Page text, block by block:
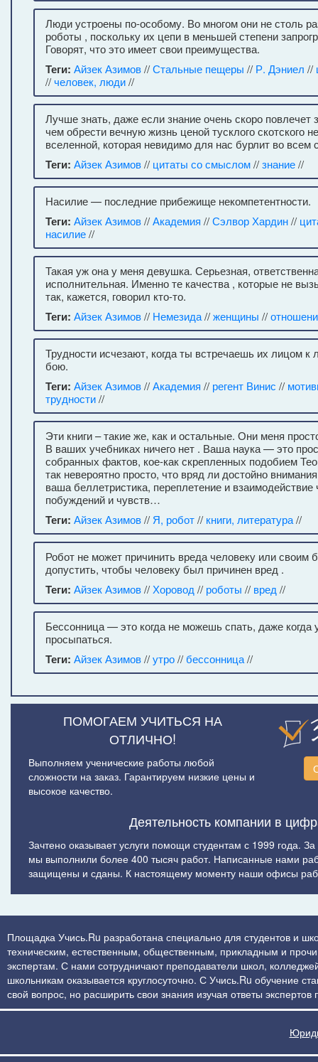
Люди устроены по-особому. Во многом они не столь
роботы , поскольку их цепи в меньшей степени
Говорят, что это имеет свои преимущества.
Теги: Айзек Азимов//Стальные пещеры // Р. Дэниел //
//человек, люди//
Лучше знать, даже если знание очень скоро повлечет
чем обрести вечную жизнь ценой тусклого скотского
вселенной, которая невидимо для нас бурлит во
Теги: Айзек Азимов// цитаты со смыслом//знание//
Насилие — последние прибежище некомпетентности.
Теги: Айзек Азимов//Академия //Сэлвор Хардин//
насилие//
Такая уж она у меня девушка. Серьезная,
исполнительная. Именно те качества , которые не
так, кажется, говорил кто-то.
Теги: Айзек Азимов// Немезида//женщины //
Трудности исчезают, когда ты встречаешь их лицом к
бою.
Теги: Айзек Азимов//Академия // регент Винис //
трудности//
Эти книги – такие же, как и остальные. Они меня
В ваших учебниках ничего нет . Ваша наука — это
собранных фактов, кое-как скрепленных подобием
так невероятно просто, что вряд ли достойно
ваша беллетристика, переплетение и взаимодействие
побуждений и чувств…
Теги: Айзек Азимов// Я, робот// книги, литература//
Робот не может причинить вреда человеку или своим
допустить, чтобы человеку был причинен вред .
Теги: Айзек Азимов// Хоровод // роботы // вред //
Бессонница — это когда не можешь спать, даже когда
просыпаться.
Теги: Айзек Азимов//утро//бессонница//
ПОМОГАЕМ УЧИТЬСЯ НА
ОТЛИЧНО!
Выполняем ученические работы любой
сложности на заказ. Гарантируем низкие цены и
высокое качество.
Деятельность компании в
Зачтено оказывает услуги помощи студентам с 1999 года.
мы выполнили более 400 тысяч работ. Написанные нами
защищены и сданы. К настоящему моменту наши офисы
Площадка Учись.Ru разработана специально для студентов и
техническим, естественным, общественным, прикладным и
экспертам. С нами сотрудничают преподаватели школ,
школьникам оказывается круглосуточно. С Учись.Ru обучение
свой вопрос, но расширить свои знания изучая ответы